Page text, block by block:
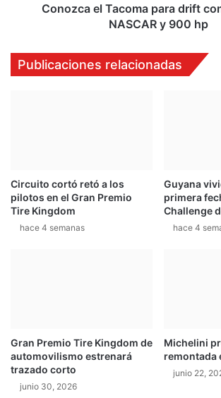
Conozca el Tacoma para drift
NASCAR y 900 hp
Publicaciones relacionadas
Circuito cortó retó a los
pilotos en el Gran Premio
Tire Kingdom
hace 4 semanas
Guyana
primera
Challenge
hace 4
Gran Premio Tire Kingdom de
automovilismo estrenará
trazado corto
junio 30, 2026
Michelini
remontada
junio 22,